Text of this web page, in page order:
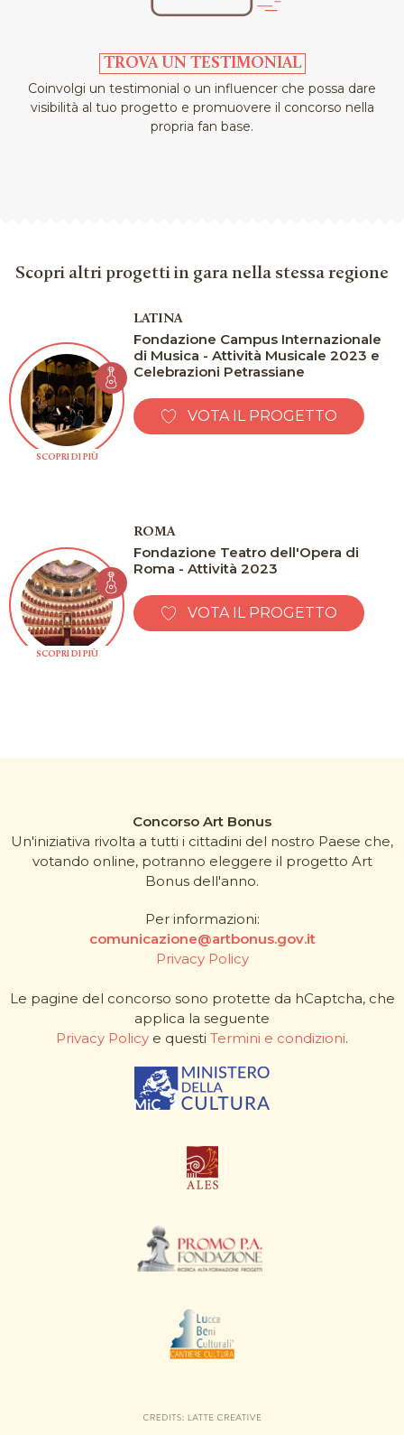
TROVA UN TESTIMONIAL
Coinvolgi un testimonial o un influencer che possa dare
visibilità al tuo progetto e promuovere il concorso nella
propria fan base.
Scopri altri progetti in gara nella stessa regione
SCOPRI DI PIÙ
LATINA
Fondazione Campus Internazionale
di Musica - Attività Musicale 2023 e
Celebrazioni Petrassiane
VOTA IL PROGETTO
SCOPRI DI PIÙ
ROMA
Fondazione Teatro dell'Opera di
Roma - Attività 2023
VOTA IL PROGETTO
Concorso Art Bonus
Un'iniziativa rivolta a tutti i cittadini del nostro Paese che,
votando online, potranno eleggere il progetto Art
Bonus dell'anno.
Per informazioni:
comunicazione@artbonus.gov.it
Privacy Policy
Le pagine del concorso sono protette da hCaptcha, che
applica la seguente
Privacy Policy e questi Termini e condizioni.